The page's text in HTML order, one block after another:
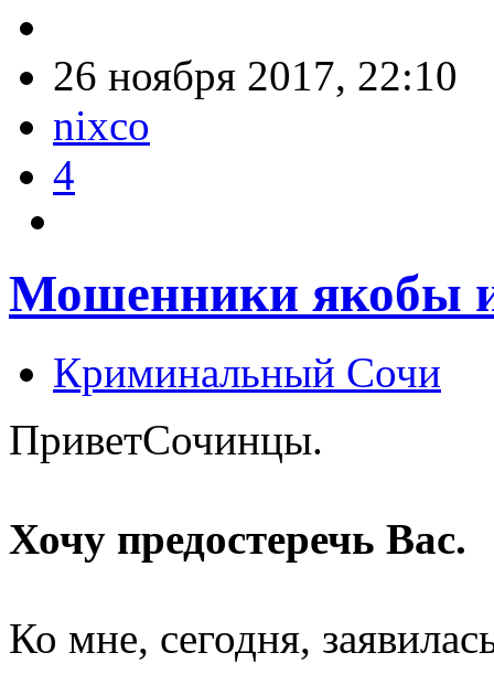
26 ноября 2017, 22:10
nixco
4
Мошенники якобы
Криминальный Сочи
ПриветСочинцы.
Хочу предостеречь Вас.
Ко мне, сегодня,